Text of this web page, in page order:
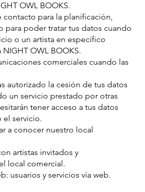
OWL BOOKS.
contacto para la planificación,
para poder tratar tus datos cuando
o un artista en específico
OWL BOOKS.
comerciales cuando las
autorizado la cesión de tus datos
un servicio prestado por otras
tener acceso a tus datos
el servicio.
a conocer nuestro local
artistas invitados y
local comercial.
usuarios y servicios vía web.